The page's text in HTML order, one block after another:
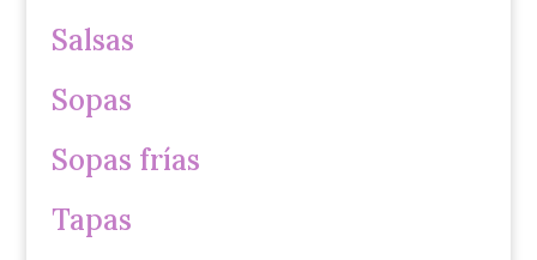
Salsas
Sopas
Sopas frías
Tapas